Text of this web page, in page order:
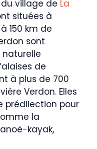
village de La
situées à
150 km de
sont
de
à plus de 700
Verdon. Elles
prédilection pour
la
kayak,